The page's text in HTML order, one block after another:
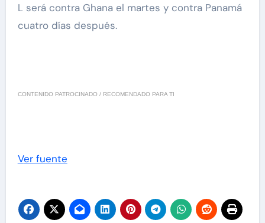
L será contra Ghana el martes y contra Panamá
cuatro días después.
CONTENIDO PATROCINADO / RECOMENDADO PARA TI
Ver fuente